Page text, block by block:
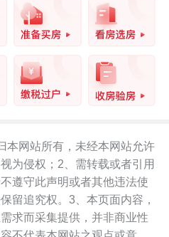
本网站所有，未经本网站允许
为侵权；2、需转载或者引用
遵守此声明或者其他违法使
留追究权。3、本页面内容，
求而采集提供，并非商业性